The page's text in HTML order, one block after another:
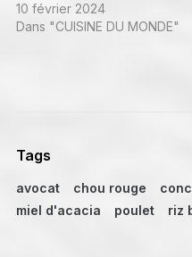
10 février 2024
Dans "CUISINE DU MONDE"
Tags
avocat chou rouge
miel d'acacia
poulet riz